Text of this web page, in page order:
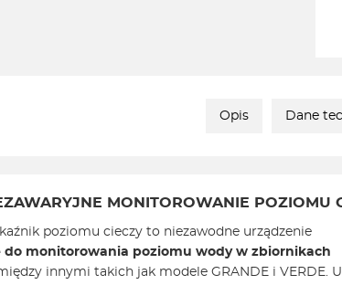
Opis Dane
MONITOROWANIE POZIOMU
poziomu cieczy to niezawodne urządzenie
do monitorowania poziomu wody w zbiornikach
innymi takich jak modele GRANDE i VERDE.